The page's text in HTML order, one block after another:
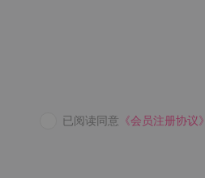
已阅读同意 《会员注册协议》